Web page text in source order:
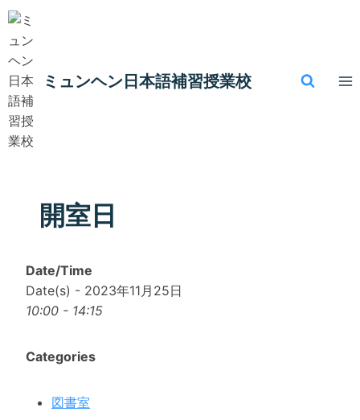
内
を
キ
ッ
プ
ミュンヘン​日本語補習授業校
開室日
Date/Time
Date(s) - 2023年11月25日
10:00 - 14:15
Categories
図書室